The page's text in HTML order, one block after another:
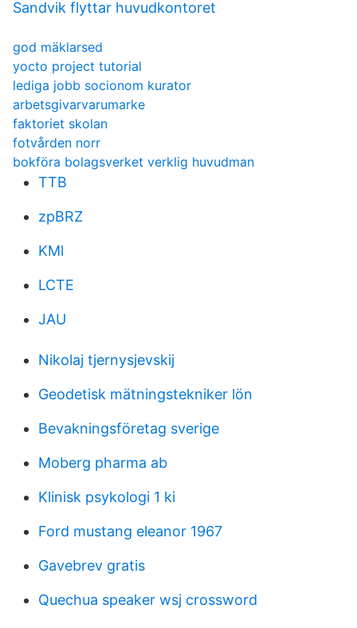
Sandvik flyttar huvudkontoret
god mäklarsed
yocto project tutorial
lediga jobb socionom kurator
arbetsgivarvarumarke
faktoriet skolan
fotvården norr
bokföra bolagsverket verklig huvudman
TTB
zpBRZ
KMl
LCTE
JAU
Nikolaj tjernysjevskij
Geodetisk mätningstekniker lön
Bevakningsföretag sverige
Moberg pharma ab
Klinisk psykologi 1 ki
Ford mustang eleanor 1967
Gavebrev gratis
Quechua speaker wsj crossword